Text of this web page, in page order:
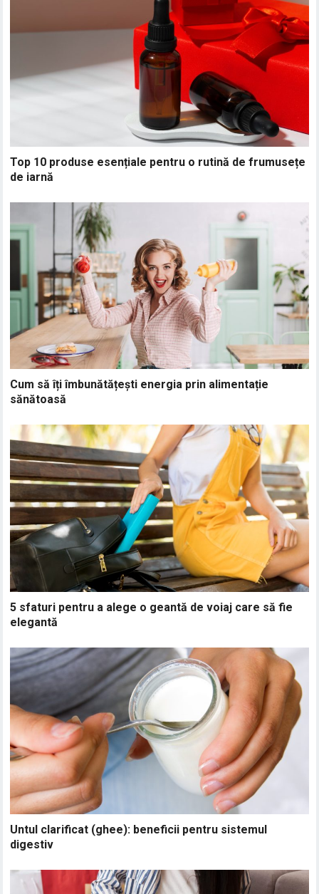
Top 10 produse esențiale pentru o rutină de frumusețe
de iarnă
Cum să îți îmbunătățești energia prin alimentație
sănătoasă
5 sfaturi pentru a alege o geantă de voiaj care să fie
elegantă
Untul clarificat (ghee): beneficii pentru sistemul
digestiv